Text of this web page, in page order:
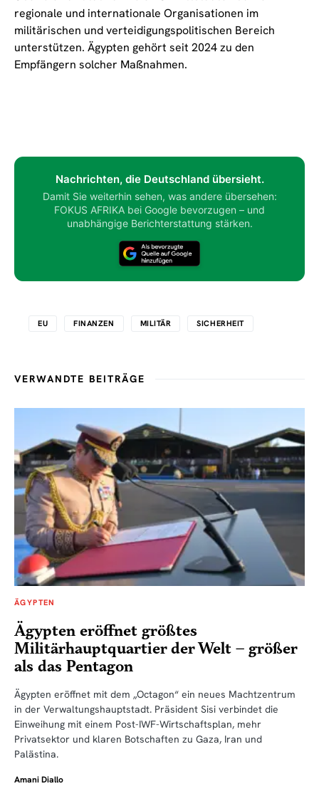
regionale und internationale Organisationen im
militärischen und verteidigungspolitischen Bereich
unterstützen. Ägypten gehört seit 2024 zu den
Empfängern solcher Maßnahmen.
Nachrichten, die Deutschland übersieht.
Damit Sie weiterhin sehen, was andere übersehen:
FOKUS AFRIKA bei Google bevorzugen – und
unabhängige Berichterstattung stärken.
EU FINANZEN MILITÄR SICHERHEIT
VERWANDTE BEITRÄGE
ÄGYPTEN
Ägypten eröffnet größtes
Militärhauptquartier der Welt – größer
als das Pentagon
Ägypten eröffnet mit dem „Octagon“ ein neues Machtzentrum
in der Verwaltungshauptstadt. Präsident Sisi verbindet die
Einweihung mit einem Post-IWF-Wirtschaftsplan, mehr
Privatsektor und klaren Botschaften zu Gaza, Iran und
Palästina.
Amani Diallo